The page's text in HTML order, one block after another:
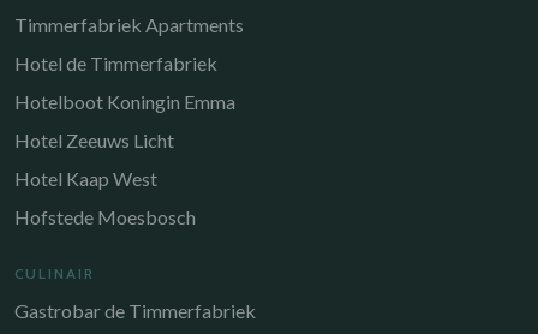
Timmerfabriek Apartments
Hotel de Timmerfabriek
Hotelboot Koningin Emma
Hotel Zeeuws Licht
Hotel Kaap West
Hofstede Moesbosch
CULINAIR
Gastrobar de Timmerfabriek